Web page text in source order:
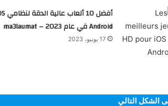
Android في عام 2023 – ma3laumat
17 يونيو، 2023